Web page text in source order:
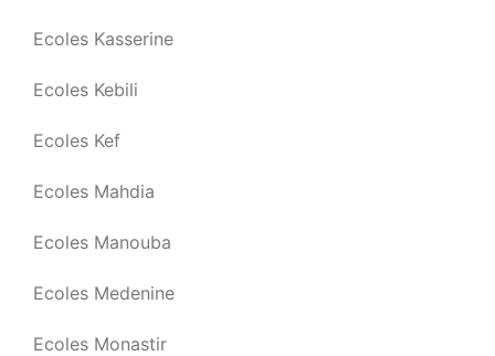
Ecoles Kasserine
Ecoles Kebili
Ecoles Kef
Ecoles Mahdia
Ecoles Manouba
Ecoles Medenine
Ecoles Monastir